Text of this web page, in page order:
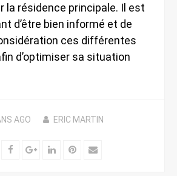
la résidence principale. Il est
d’être bien informé et de
ces différentes
d’optimiser sa situation
AGO ERIC MARTIN
FacebookGoogle+
LinkedInPinterest
Email